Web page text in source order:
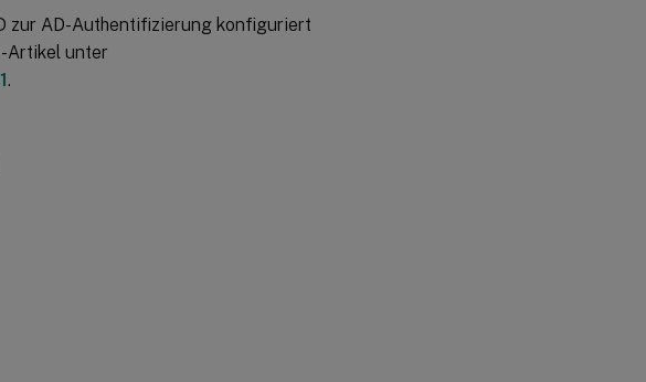
zur AD-Authentifizierung konfiguriert
Artikel unter
.